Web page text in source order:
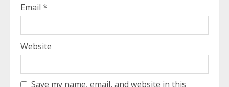
Email *
Website
Save my name, email, and website in this